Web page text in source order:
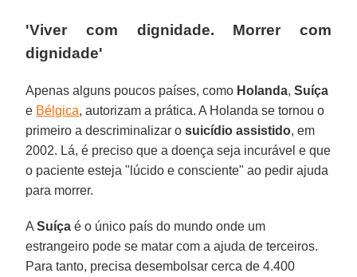
'Viver com dignidade. Morrer com
dignidade'
Apenas alguns poucos países, como Holanda,Suíça
e Bélgica, autorizam a prática. A Holanda se tornou o
primeiro a descriminalizar o suicídio assistido, em
2002. Lá, é preciso que a doença seja incurável e que
o paciente esteja "lúcido e consciente" ao pedir ajuda
para morrer.
ASuíça é o único país do mundo onde um
estrangeiro pode se matar com a ajuda de terceiros.
Para tanto, precisa desembolsar cerca de 4.400